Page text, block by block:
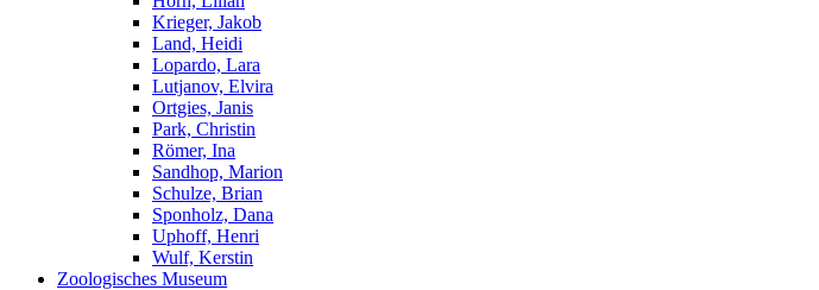
Krieger, Jakob
Land, Heidi
Lopardo, Lara
Lutjanov, Elvira
Ortgies, Janis
Park, Christin
Römer, Ina
Sandhop, Marion
Schulze, Brian
Sponholz, Dana
Uphoff, Henri
Wulf, Kerstin
Zoologisches Museum